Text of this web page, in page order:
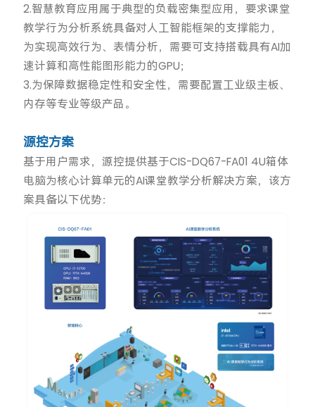
2.智慧教育应用属于典型的负载密集型应用，要求课堂
教学行为分析系统具备对人工智能框架的支撑能力，
为实现高效行为、表情分析，需要可支持搭载具有AI加
速计算和高性能图形能力的GPU；
3.为保障数据稳定性和安全性，需要配置工业级主板、
内存等专业等级产品。
源控方案
基于用户需求，源控提供基于CIS-DQ67-FA01 4U箱体
电脑为核心计算单元的AI课堂教学分析解决方案，该方
案具备以下优势：